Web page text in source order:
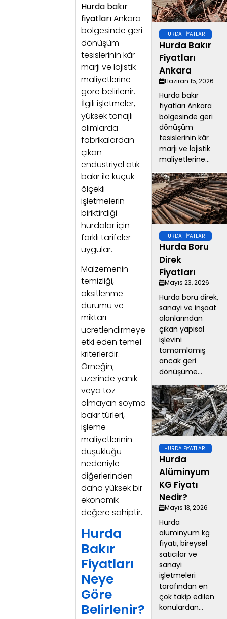
Hurda bakır
fiyatlarıAnkara
bölgesinde geri
dönüşüm
tesislerinin kâr
marjı ve lojistik
maliyetlerine
göre belirlenir.
İlgili işletmeler,
yüksek tonajlı
alımlarda
fabrikalardan
çıkan
endüstriyel atık
bakır ile küçük
ölçekli
işletmelerin
biriktirdiği
hurdalar için
farklı tarifeler
uygular.
Malzemenin
temizliği,
oksitlenme
durumu ve
miktarı
ücretlendirmeye
etki eden temel
kriterlerdir.
Örneğin;
üzerinde yanık
veya toz
olmayan soyma
bakır türleri,
işleme
maliyetlerinin
düşüklüğü
nedeniyle
diğerlerinden
daha yüksek bir
ekonomik
değere sahiptir.
Hurda
Bakır
Fiyatları
Neye
Göre
Belirlenir?
HURDA FIYATLARI
Hurda Bakır
Fiyatları
Ankara
Haziran 15, 2026
Hurda bakır
fiyatları Ankara
bölgesinde geri
dönüşüm
tesislerinin kâr
marjı ve lojistik
maliyetlerine...
HURDA FIYATLARI
Hurda Boru
Direk
Fiyatları
Mayıs 23, 2026
Hurda boru direk,
sanayi ve inşaat
alanlarından
çıkan yapısal
işlevini
tamamlamış
ancak geri
dönüşüme...
HURDA FIYATLARI
Hurda
Alüminyum
KG Fiyatı
Nedir?
Mayıs 13, 2026
Hurda
alüminyum kg
fiyatı, bireysel
satıcılar ve
sanayi
işletmeleri
tarafından en
çok takip edilen
konulardan...